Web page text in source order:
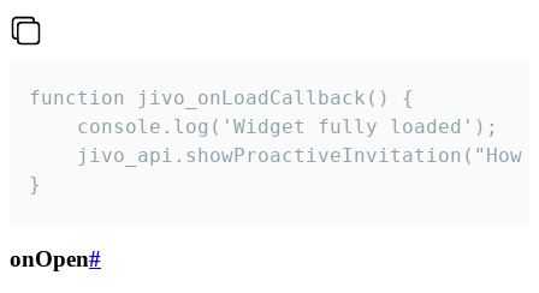
function jivo_onLoadCallback() {
    console.log('Widget fully loaded');
jivo_api.showProactiveInvitation("How
}
onOpen#